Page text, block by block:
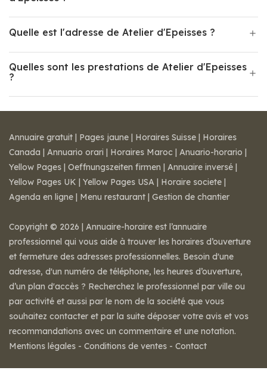
Quelle est l'adresse de Atelier d'Epeisses ?
Quelles sont les prestations de Atelier d'Epeisses
?
Annuaire gratuit | Pages jaune | Horaires Suisse | Horaires
Canada | Annuario orari | Horaires Maroc | Anuario-horario |
Yellow Pages | Oeffnungszeiten firmen | Annuaire inversé |
Yellow Pages UK | Yellow Pages USA | Horaire societe |
Agenda en ligne | Menu restaurant | Gestion de chantier
Copyright © 2026 | Annuaire-horaire est l’annuaire
professionnel qui vous aide à trouver les horaires d’ouverture
et fermeture des adresses professionnelles. Besoin d'une
adresse, d'un numéro de téléphone, les heures d’ouverture,
d’un plan d'accès ? Recherchez le professionnel par ville ou
par activité et aussi par le nom de la société que vous
souhaitez contacter et par la suite déposer votre avis et vos
recommandations avec un commentaire et une notation.
Mentions légales - Conditions de ventes - Contact